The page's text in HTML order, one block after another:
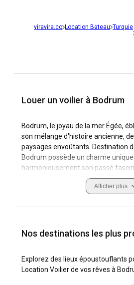
viravira.co Location Bateau Turquie
Louer un voilier à Bodrum
Bodrum, le joyau de la mer Égée,
son mélange d'histoire ancienne,
paysages envoûtants. Destination
Bodrum possède un charme
harmonieusement son passé
Bodrum, un lieu prisé pour la
les amateurs de voile avec ses
voilier. Surtout, ce sont les
navigation captivantes qui
d'une activité de loisirs en un
Que vous recherchiez une
l'heure, vous découvrirez un large
à Bodrum offrant des options à la
Afficher plus
Nos destinations les plus
Explorez des lieux époustouflants
Location Voilier de vos rêves à